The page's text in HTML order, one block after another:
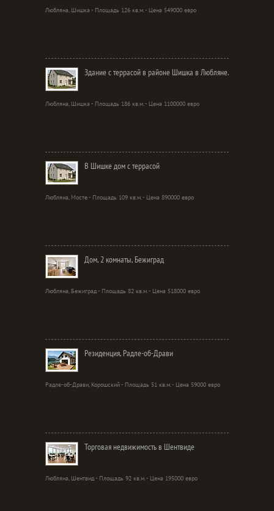
Любляна, Шишка - Площадь 126 кв.м. - Цена 549000 евро
Здание с террасой в районе Шишка в Любляне.
Любляна, Шишка - Площадь 186 кв.м. - Цена 1100000 евро
В Шишке дом с террасой
Любляна, Мосте - Площадь 109 кв.м. - Цена 890000 евро
Дом, 2 комнаты, Бежиград
Любляна, Бежиград - Площадь 82 кв.м. - Цена 518000 евро
Резиденция, Радле-об-Драви
Радле-об-Драви, Корошский - Площадь 51 кв.м. - Цена 59000 евро
Торговая недвижимость в Шентвиде
Любляна, Шентвид - Площадь 92 кв.м. - Цена 195000 евро